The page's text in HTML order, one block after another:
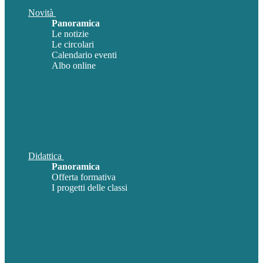
Novità
Panoramica
Le notizie
Le circolari
Calendario eventi
Albo online
Didattica
Panoramica
Offerta formativa
I progetti delle classi